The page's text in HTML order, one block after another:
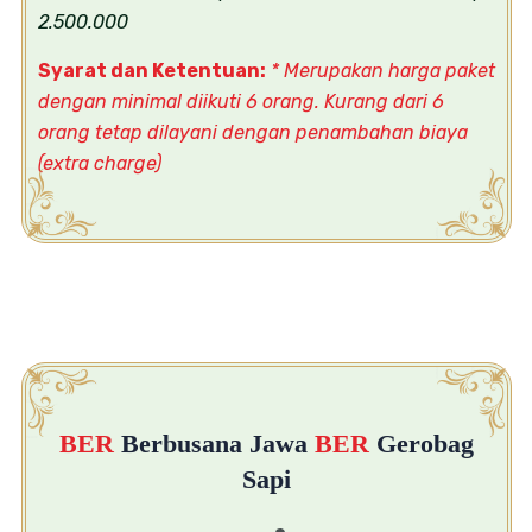
2.500.000
Syarat dan Ketentuan: * Merupakan harga paket
dengan minimal diikuti 6 orang. Kurang dari 6
orang tetap dilayani dengan penambahan biaya
(extra charge)
BER Berbusana Jawa BER Gerobag
Sapi